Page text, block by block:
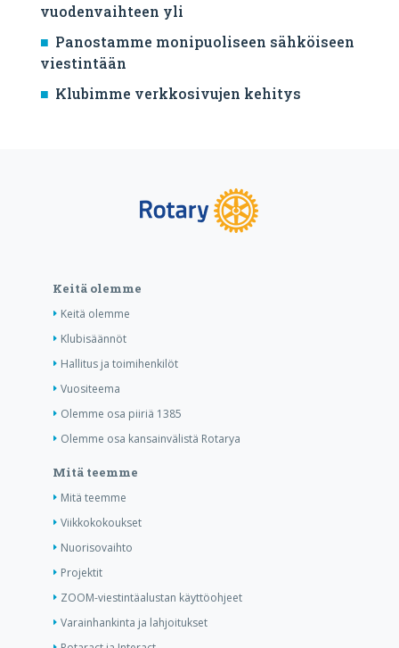
vuodenvaihteen yli
Panostamme monipuoliseen sähköiseen
viestintään
Klubimme verkkosivujen kehitys
Keitä olemme
Keitä olemme
Klubisäännöt
Hallitus ja toimihenkilöt
Vuositeema
Olemme osa piiriä 1385
Olemme osa kansainvälistä Rotarya
Mitä teemme
Mitä teemme
Viikkokokoukset
Nuorisovaihto
Projektit
ZOOM-viestintäalustan käyttöohjeet
Varainhankinta ja lahjoitukset